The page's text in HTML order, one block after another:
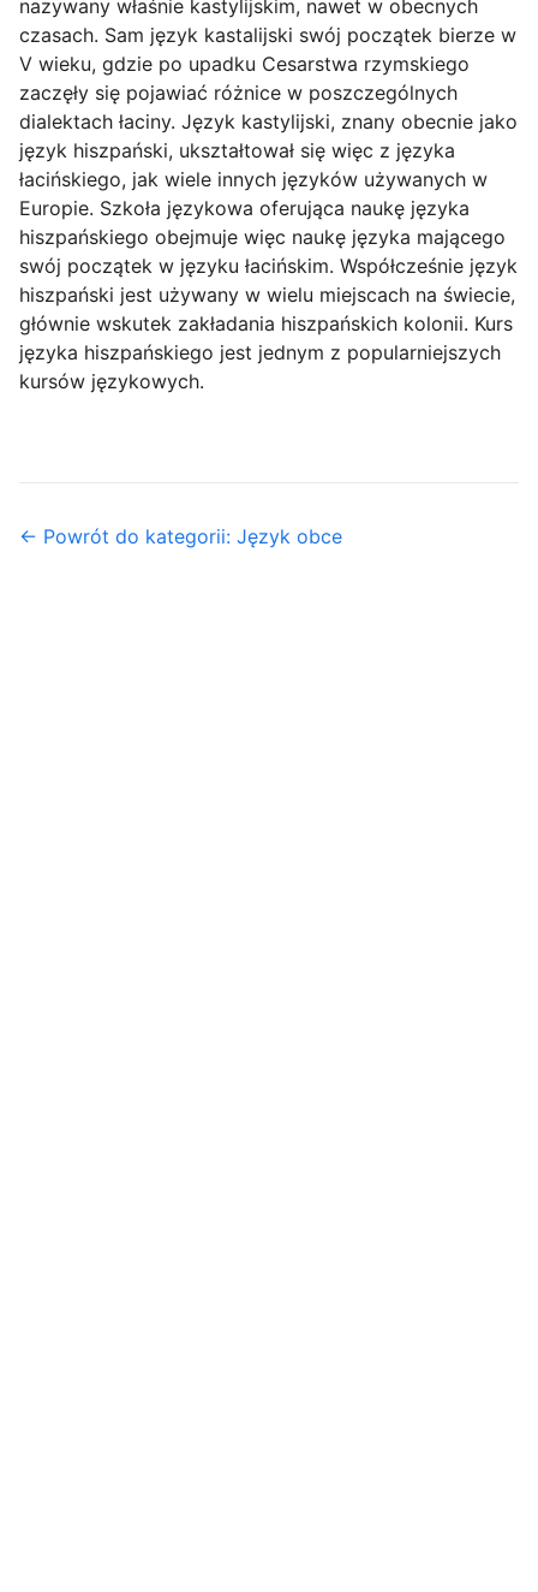
nazywany właśnie kastylijskim, nawet w obecnych
czasach. Sam język kastalijski swój początek bierze w
V wieku, gdzie po upadku Cesarstwa rzymskiego
zaczęły się pojawiać różnice w poszczególnych
dialektach łaciny. Język kastylijski, znany obecnie jako
język hiszpański, ukształtował się więc z języka
łacińskiego, jak wiele innych języków używanych w
Europie. Szkoła językowa oferująca naukę języka
hiszpańskiego obejmuje więc naukę języka mającego
swój początek w języku łacińskim. Współcześnie język
hiszpański jest używany w wielu miejscach na świecie,
głównie wskutek zakładania hiszpańskich kolonii. Kurs
języka hiszpańskiego jest jednym z popularniejszych
kursów językowych.
← Powrót do kategorii: Język obce